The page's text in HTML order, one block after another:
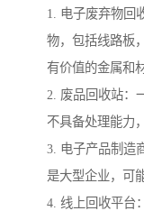
1. 电子废弃物回
物，包括线路板
有价值的金属和
2. 废品回收站：
不具备处理能力
3. 电子产品制造
是大型企业，可
4. 线上回收平台